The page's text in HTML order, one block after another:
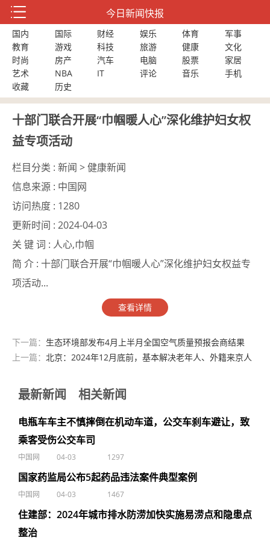
今日新闻快报
国内 国际 财经 娱乐 体育
军事
教育
游戏 科技 旅游 健康
文化
时尚
房产 汽车 电脑 股票
家居
艺术
NBA IT 评论 音乐
手机
收藏
历史
十部门联合开展“巾帼暖人心”深化维护妇女权
益专项活动
栏目分类 : 新闻 > 健康新闻
信息来源 : 中国网
访问热度 : 1280
更新时间 : 2024-04-03
关 键 词 : 人心,巾帼
简 介 : 十部门联合开展“巾帼暖人心”深化维护妇女权益专
项活动...
查看详情
下一篇： 生态环境部发布4月上半月全国空气质量预报会商结果
上一篇： 北京：2024年12月底前，基本解决老年人、外籍来京人
最新新闻 相关新闻
电瓶车车主不慎摔倒在机动车道，公交车刹车避让，致
乘客受伤公交车司
中国网 04-03 1297
国家药监局公布5起药品违法案件典型案例
中国网 04-03 1467
住建部：2024年城市排水防涝加快实施易涝点和隐患点
整治